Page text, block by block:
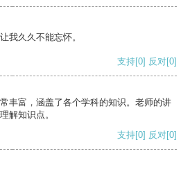
我久久不能忘怀。
支持[0] 反对[0]
丰富，涵盖了各个学科的知识。老师的讲
解知识点。
支持[0] 反对[0]